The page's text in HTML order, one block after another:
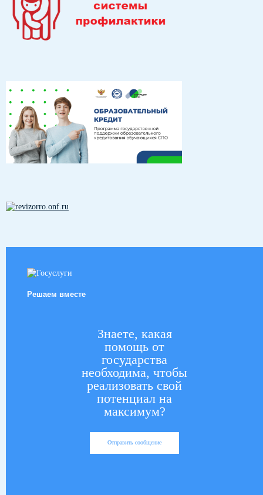
Решаем вместе
Знаете, какая
помощь от
государства
необходима, чтобы
реализовать свой
потенциал на
максимум?
Отправить сообщение